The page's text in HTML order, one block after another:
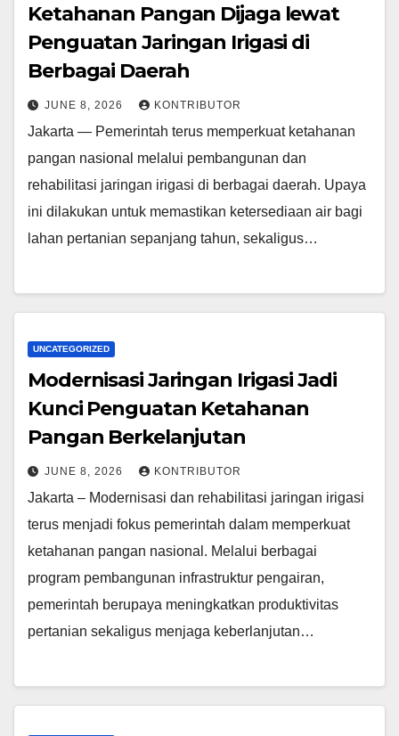
Ketahanan Pangan Dijaga lewat
Penguatan Jaringan Irigasi di
Berbagai Daerah
JUNE 8, 2026 KONTRIBUTOR
Jakarta — Pemerintah terus memperkuat ketahanan
pangan nasional melalui pembangunan dan
rehabilitasi jaringan irigasi di berbagai daerah. Upaya
ini dilakukan untuk memastikan ketersediaan air bagi
lahan pertanian sepanjang tahun, sekaligus…
UNCATEGORIZED
Modernisasi Jaringan Irigasi Jadi
Kunci Penguatan Ketahanan
Pangan Berkelanjutan
JUNE 8, 2026 KONTRIBUTOR
Jakarta – Modernisasi dan rehabilitasi jaringan irigasi
terus menjadi fokus pemerintah dalam memperkuat
ketahanan pangan nasional. Melalui berbagai
program pembangunan infrastruktur pengairan,
pemerintah berupaya meningkatkan produktivitas
pertanian sekaligus menjaga keberlanjutan…